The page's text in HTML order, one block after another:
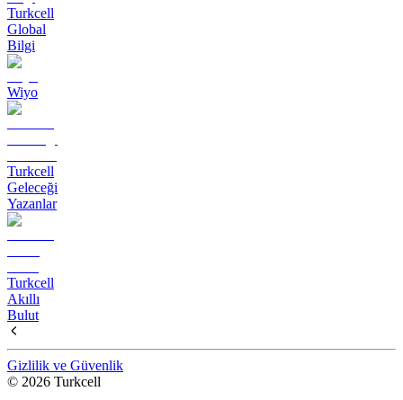
Turkcell
Global
Bilgi
Wiyo
Turkcell
Geleceği
Yazanlar
Turkcell
Akıllı
Bulut
Gizlilik ve Güvenlik
© 2026 Turkcell